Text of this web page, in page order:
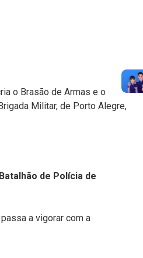
o Brasão de Armas e o
Militar, de Porto Alegre,
de Polícia de
a vigorar com a